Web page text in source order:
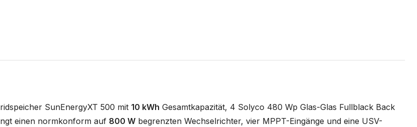
SunEnergyXT 500 mit 10 kWh Gesamtkapazität, 4 Solyco 480 Wp Glas-Glas Fullblack Back
einen normkonform auf 800 W begrenzten Wechselrichter, vier MPPT-Eingänge und eine USV-